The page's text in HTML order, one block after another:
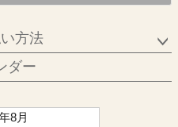
方法
ダー
8月